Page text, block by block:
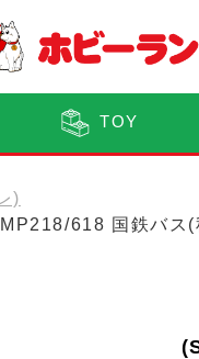
TOY
)
618 国鉄バス(